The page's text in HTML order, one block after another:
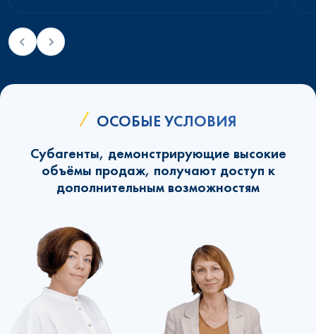
ОСОБЫЕ УСЛОВИЯ
Субагенты, демонстрирующие высокие
объёмы продаж, получают доступ к
дополнительным возможностям